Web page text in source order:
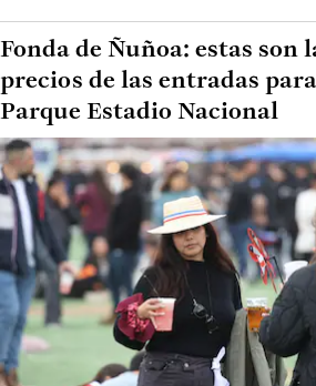
Fonda de Ñuñoa: estas son
precios de las entradas
Parque Estadio Nacional